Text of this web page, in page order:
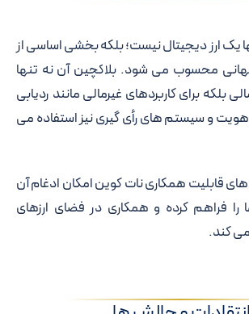
یک ارز دیجیتال نیست؛ بلکه بخشی اساسی از
محسوب می شود. بلاکچین آن نه تنها
بلکه برای کاربردهای غیرمالی مانند ردیابی
هویت و سیستم های رأی گیری نیز استفاده می
های قابلیت همکاری نات کوین امکان ادغام آن
را فراهم کرده و همکاری در فضای ارزهای
کند.